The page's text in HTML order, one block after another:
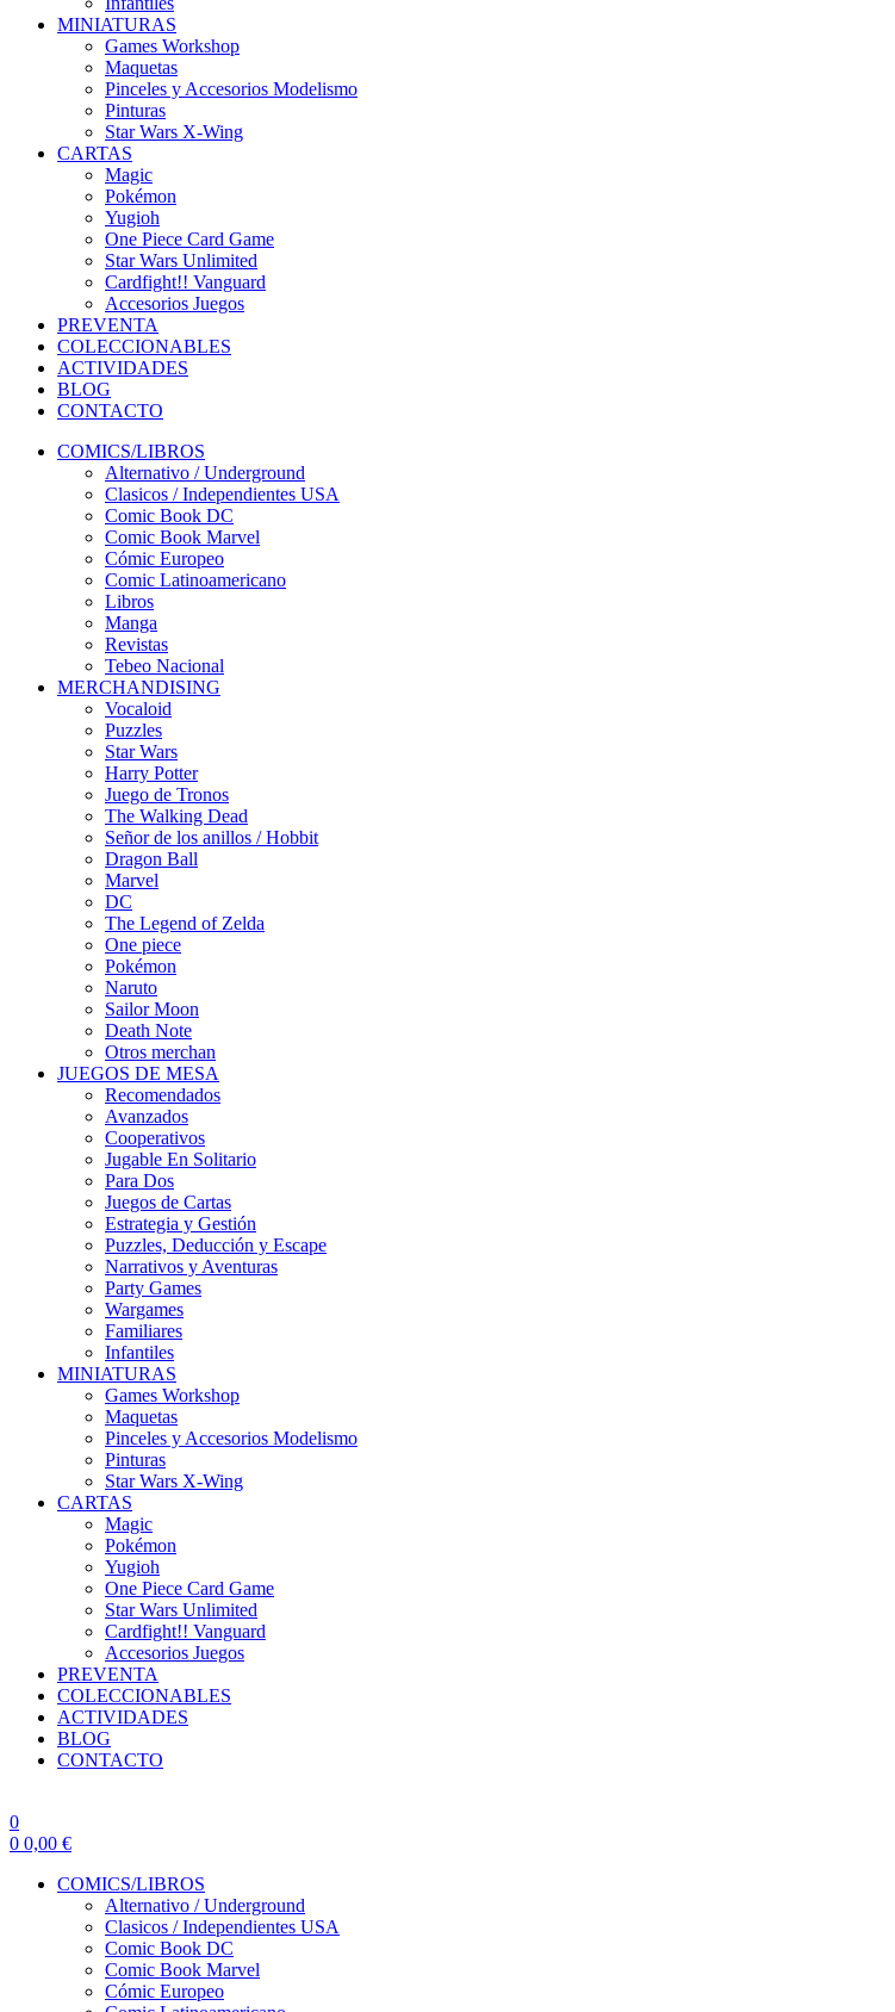
MINIATURAS
Games Workshop
Maquetas
Pinceles y Accesorios Modelismo
Pinturas
Star Wars X-Wing
CARTAS
Magic
Pokémon
Yugioh
One Piece Card Game
Star Wars Unlimited
Cardfight!! Vanguard
Accesorios Juegos
PREVENTA
COLECCIONABLES
ACTIVIDADES
BLOG
CONTACTO
COMICS/LIBROS
Alternativo / Underground
Clasicos / Independientes USA
Comic Book DC
Comic Book Marvel
Cómic Europeo
Comic Latinoamericano
Libros
Manga
Revistas
Tebeo Nacional
MERCHANDISING
Vocaloid
Puzzles
Star Wars
Harry Potter
Juego de Tronos
The Walking Dead
Señor de los anillos / Hobbit
Dragon Ball
Marvel
DC
The Legend of Zelda
One piece
Pokémon
Naruto
Sailor Moon
Death Note
Otros merchan
JUEGOS DE MESA
Recomendados
Avanzados
Cooperativos
Jugable En Solitario
Para Dos
Juegos de Cartas
Estrategia y Gestión
Puzzles, Deducción y Escape
Narrativos y Aventuras
Party Games
Wargames
Familiares
Infantiles
MINIATURAS
Games Workshop
Maquetas
Pinceles y Accesorios Modelismo
Pinturas
Star Wars X-Wing
CARTAS
Magic
Pokémon
Yugioh
One Piece Card Game
Star Wars Unlimited
Cardfight!! Vanguard
Accesorios Juegos
PREVENTA
COLECCIONABLES
ACTIVIDADES
BLOG
CONTACTO
0
0 0,00 €
COMICS/LIBROS
Alternativo / Underground
Clasicos / Independientes USA
Comic Book DC
Comic Book Marvel
Cómic Europeo